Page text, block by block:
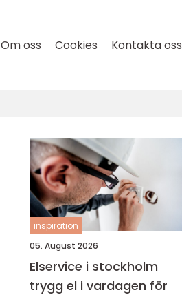
Om oss Cookies Kontakta oss
inspiration
05. August 2026
Elservice i stockholm
trygg el i vardagen för